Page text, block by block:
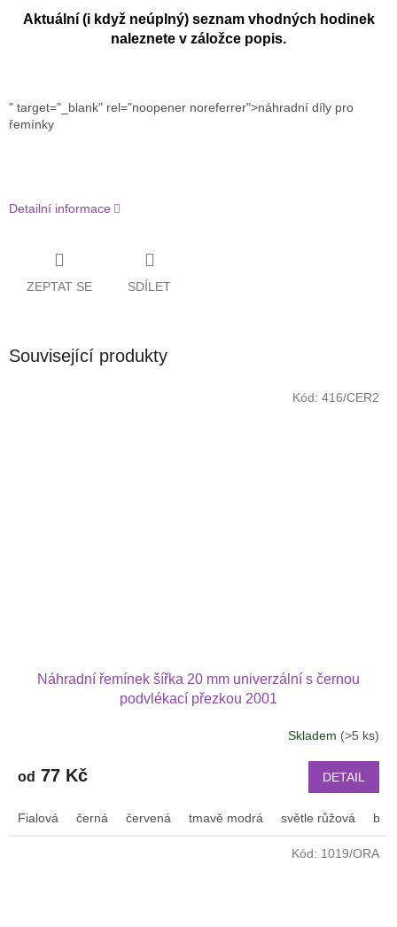
Aktuální (i když neúplný) seznam vhodných hodinek
naleznete v záložce popis.
" target="_blank" rel="noopener noreferrer">náhradní díly pro
řemínky
Detailní informace
ZEPTAT SE SDÍLET
Související produkty
Náhradní řemínek šířka 20 mm univerzální s černou
podvlékací přezkou 2001
Skladem (>5 ks)
od 77 Kč DETAIL
Fialová černá červená tmavě modrá světle růžová bílá
Kód: 416/CER2
Kód: 1019/ORA